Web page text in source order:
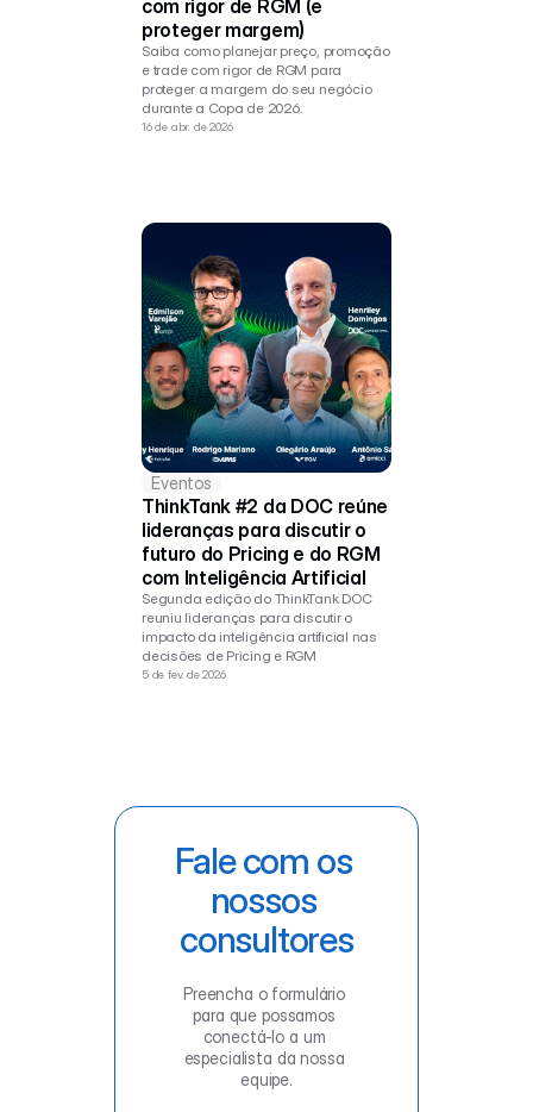
com rigor de RGM (e
proteger margem)
Saiba como planejar preço, promoção
e trade com rigor de RGM para
proteger a margem do seu negócio
durante a Copa de 2026.
16 de abr. de 2026
Eventos
ThinkTank #2 da DOC reúne
lideranças para discutir o
futuro do Pricing e do RGM
com Inteligência Artificial
Segunda edição do ThinkTank DOC
reuniu lideranças para discutir o
impacto da inteligência artificial nas
decisões de Pricing e RGM
5 de fev. de 2026
Fale com os
nossos
consultores
Preencha o formulário
para que possamos
conectá-lo a um
especialista da nossa
equipe.